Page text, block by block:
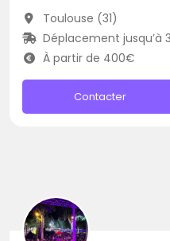
Toulouse (31)
Déplacement jusqu’à
À partir de 400€
Contacter